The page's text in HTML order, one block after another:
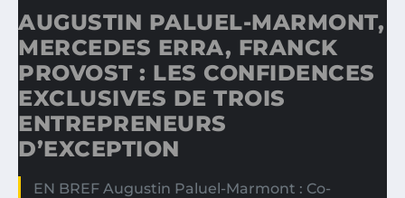
AUGUSTIN PALUEL-MARMONT,
MERCEDES ERRA, FRANCK
PROVOST : LES CONFIDENCES
EXCLUSIVES DE TROIS
ENTREPRENEURS
D’EXCEPTION
EN BREF Augustin Paluel-Marmont : Co-